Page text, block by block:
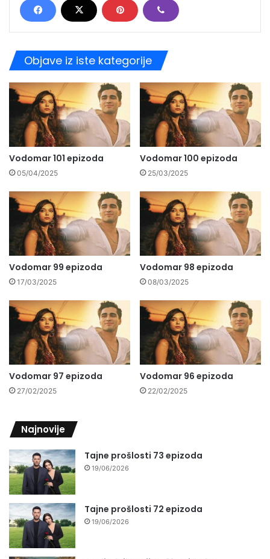
Objave iz iste kategorije
Vodomar 101 epizoda
05/04/2025
Vodomar 100 epizoda
25/03/2025
Vodomar 99 epizoda
17/03/2025
Vodomar 98 epizoda
08/03/2025
Vodomar 97 epizoda
27/02/2025
Vodomar 96 epizoda
22/02/2025
Najnovije
Tajne prošlosti 73 epizoda
19/06/2026
Tajne prošlosti 72 epizoda
19/06/2026